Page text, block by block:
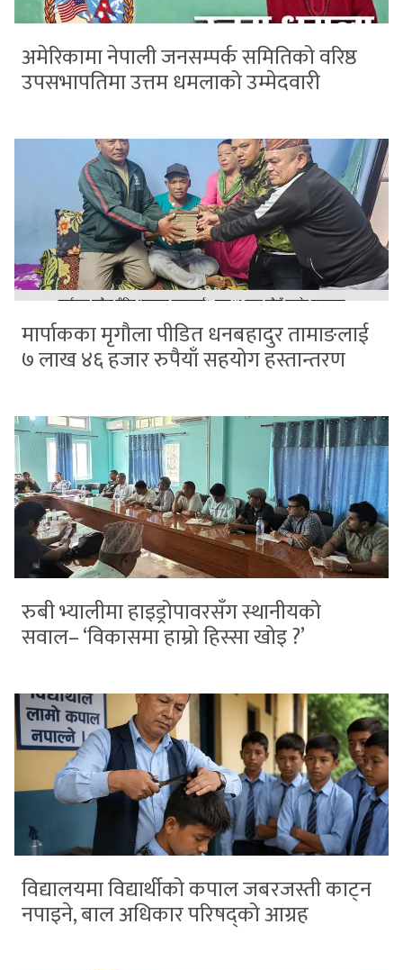
अमेरिकामा नेपाली जनसम्पर्क समितिको वरिष्ठ
उपसभापतिमा उत्तम धमलाको उम्मेदवारी
मार्पाकका मृगौला पीडित धनबहादुर तामाङलाई
७ लाख ४६ हजार रुपैयाँ सहयोग हस्तान्तरण
रुबी भ्यालीमा हाइड्रोपावरसँग स्थानीयको
सवाल– ‘विकासमा हाम्रो हिस्सा खोइ ?’
विद्यालयमा विद्यार्थीको कपाल जबरजस्ती काट्न
नपाइने, बाल अधिकार परिषद्को आग्रह